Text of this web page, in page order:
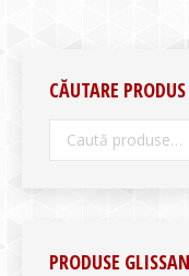
CĂUTARE PRODUS
PRODUSE